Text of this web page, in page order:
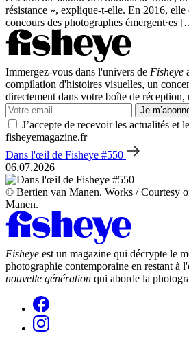
résistance », explique-t-elle. En 2016, elle
concours des photographes émergent·es
Immergez-vous dans l'univers de Fisheye
compilation d'histoires visuelles, un
directement dans votre boîte de réception,
Je
J’accepte de recevoir les actualités et
fisheyemagazine.fr
Dans l'œil de Fisheye #550
06.07.2026
© Bertien van Manen. Works / Courtesy
Manen.
Fisheye est un magazine qui décrypte le
photographie contemporaine en restant à
nouvelle génération qui aborde la